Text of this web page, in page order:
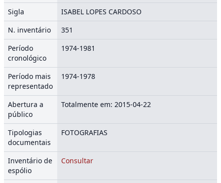
Sigla
ISABEL LOPES CARDOSO
N. inventário
351
Período
cronológico
1974-1981
Período mais
representado
1974-1978
Abertura a
público
Totalmente em: 2015-04-22
Tipologias
documentais
FOTOGRAFIAS
Inventário de
espólio
Consultar